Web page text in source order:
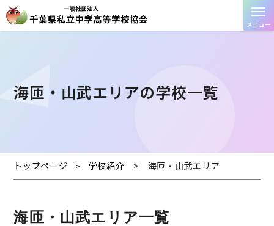
≡
メニュー
海匝・⼭武エリアの学校一覧
トップページ > 学校紹介 > 海匝・⼭武エリア
海匝・⼭武エリア一覧